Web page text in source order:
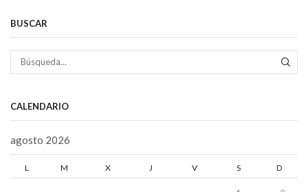
BUSCAR
CALENDARIO
agosto 2026
L M X J V S D